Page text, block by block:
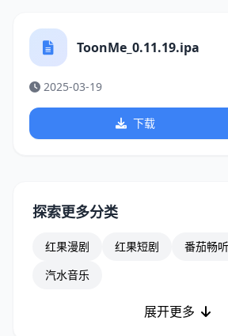
ToonMe_0.11.19.ipa
2025-03-19
下载
探索更多分类
红果漫剧 红果短剧 番茄畅听
汽水音乐
展开更多